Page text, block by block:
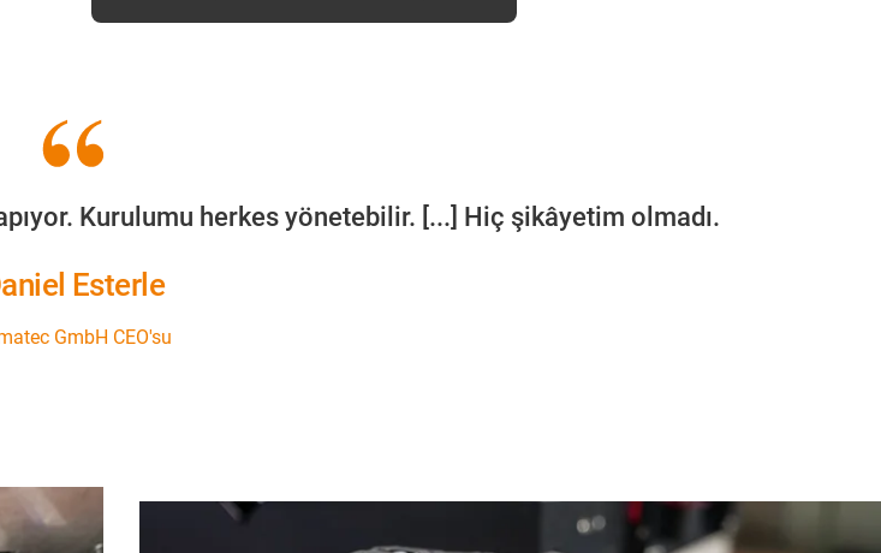
Kurulumu herkes yönetebilir. [...] Hiç şikâyetim olmadı.
Esterle
GmbH CEO'su